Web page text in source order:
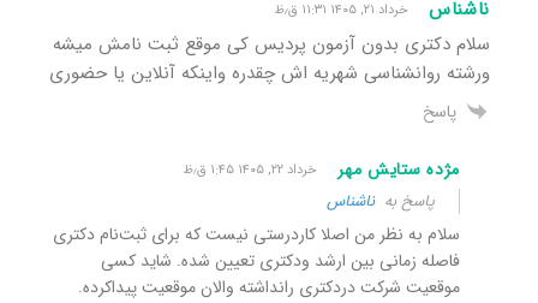
ناشناس خرداد ۲۱, ۱۴۰۵ ۱۱:۳۱ ق٫ظ
سلام دکتری بدون آزمون پردیس کی موقع ثبت نامش میشه
ورشته روانشناسی شهریه اش چقدره واینکه آنلاین یا حضوری
پاسخ
مژده ستایش مهر خرداد ۲۲, ۱۴۰۵ ۱:۴۵ ق٫ظ
پاسخ بهناشناس
سلام به نظر من اصلا کاردرستی نیست که برای ثبت‌نام دکتری
فاصله‌ زمانی بین ارشد ودکتری تعیین شده. شاید کسی
موقعیت شرکت دردکتری رانداشته والان موقعیت پیداکرده.